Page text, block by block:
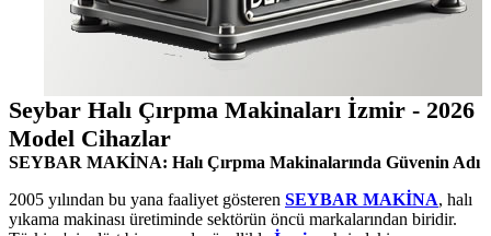
Seybar Halı Çırpma Makinaları İzmir - 2026
Model Cihazlar
SEYBAR MAKİNA: Halı Çırpma Makinalarında Güvenin Adı
2005 yılından bu yana faaliyet gösteren SEYBAR MAKİNA, halı
yıkama makinası üretiminde sektörün öncü markalarından biridir.